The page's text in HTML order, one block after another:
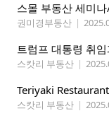
스몰 부동산 세미
권미경부동산 |
트럼프 대통령 취
스캇리 부동산 |
Teriyaki
스캇리 부동산 |